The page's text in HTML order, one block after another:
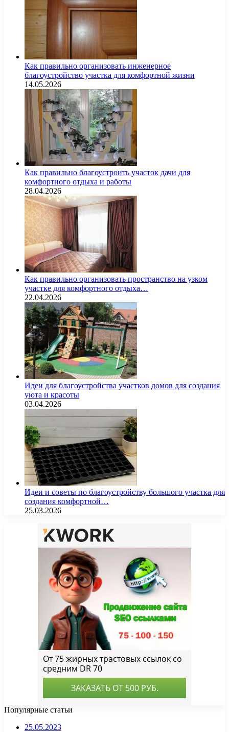
Как правильно организовать инженерное
благоустройство участка для комфортной жизни
14.05.2026
Как правильно благоустроить участок дачи для
комфортного отдыха и работы
28.04.2026
Как правильно организовать пространство на узком
участке для комфортного отдыха…
22.04.2026
Идеи для благоустройства участков домов для создания
уюта и красоты
03.04.2026
Идеи и советы по благоустройству большого участка для
создания комфортной…
25.03.2026
Популярные статьи
25.05.2023